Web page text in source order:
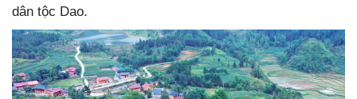
dân tộc Dao.